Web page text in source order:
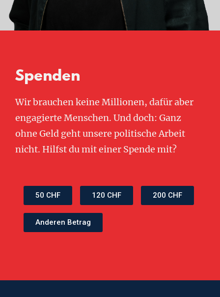
Spenden
Wir brauchen keine Millionen, dafür aber
engagierte Menschen. Und doch: Ganz
ohne Geld geht unsere politische Arbeit
nicht. Hilfst du mit einer Spende mit?
50 CHF 120 CHF 200 CHF
Anderen Betrag